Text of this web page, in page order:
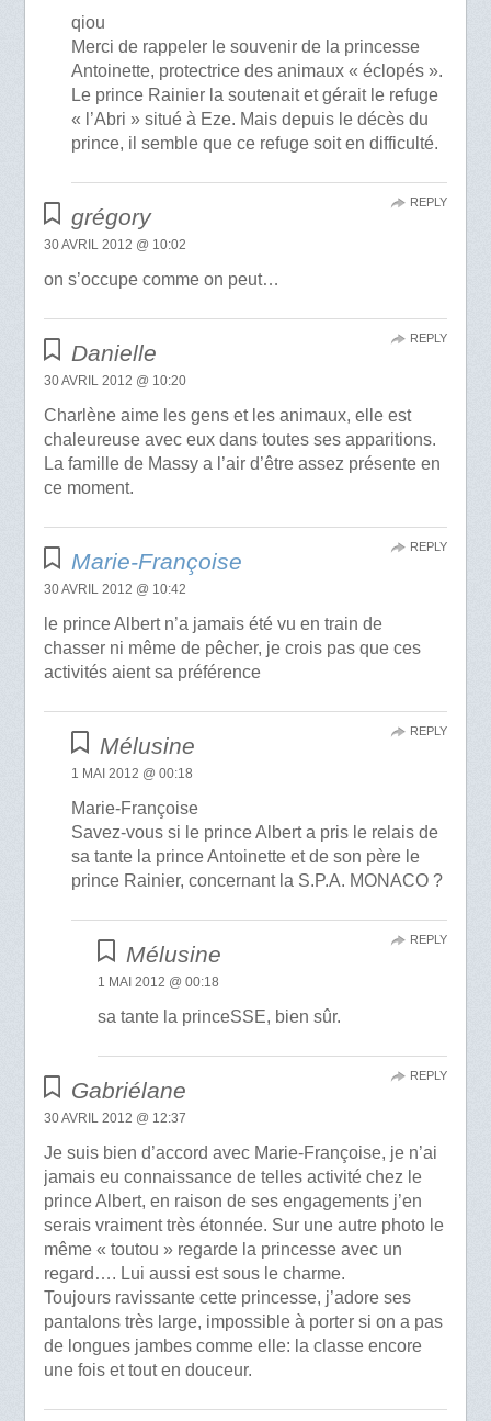
qiou
Merci de rappeler le souvenir de la princesse
Antoinette, protectrice des animaux « éclopés ».
Le prince Rainier la soutenait et gérait le refuge
« l’Abri » situé à Eze. Mais depuis le décès du
prince, il semble que ce refuge soit en difficulté.
grégory
30 AVRIL 2012 @ 10:02
on s’occupe comme on peut…
REPLY
Danielle
30 AVRIL 2012 @ 10:20
Charlène aime les gens et les animaux, elle est
chaleureuse avec eux dans toutes ses apparitions.
La famille de Massy a l’air d’être assez présente en
ce moment.
REPLY
Marie-Françoise
30 AVRIL 2012 @ 10:42
le prince Albert n’a jamais été vu en train de
chasser ni même de pêcher, je crois pas que ces
activités aient sa préférence
REPLY
Mélusine
1 MAI 2012 @ 00:18
Marie-Françoise
Savez-vous si le prince Albert a pris le relais de
sa tante la prince Antoinette et de son père le
prince Rainier, concernant la S.P.A. MONACO ?
REPLY
Mélusine
1 MAI 2012 @ 00:18
sa tante la princeSSE, bien sûr.
REPLY
Gabriélane
30 AVRIL 2012 @ 12:37
Je suis bien d’accord avec Marie-Françoise, je n’ai
jamais eu connaissance de telles activité chez le
prince Albert, en raison de ses engagements j’en
serais vraiment très étonnée. Sur une autre photo le
même « toutou » regarde la princesse avec un
regard…. Lui aussi est sous le charme.
Toujours ravissante cette princesse, j’adore ses
pantalons très large, impossible à porter si on a pas
de longues jambes comme elle: la classe encore
une fois et tout en douceur.
REPLY